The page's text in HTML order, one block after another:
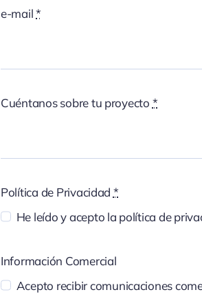
e-mail*
Cuéntanos sobre tu proyecto *
Política de Privacidad *
He leído y acepto la política de
Información Comercial
Acepto recibir comunicaciones